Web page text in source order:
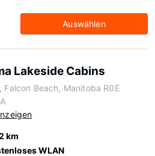
Auswählen
Lakeside Cabins
Falcon Beach, Manitoba R0E
km
WLAN